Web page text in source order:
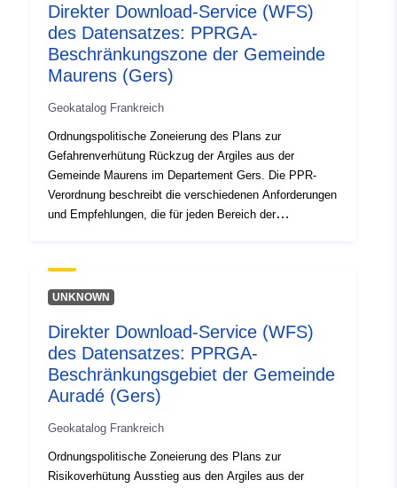
sind einige dieser Anforderungen verbindlich oder
einfach empfohlen. Das genehmigte PPR ist
gemeinnützig und kann Dritten entgegengehalten
werden.
Direkter Download-Service (WFS)
des Datensatzes: PPRGA-
Beschränkungszone der Gemeinde
Maurens (Gers)
Geokatalog Frankreich
Ordnungspolitische Zoneierung des Plans zur
Gefahrenverhütung Rückzug der Argiles aus der
Gemeinde Maurens im Departement Gers. Die PPR-
Verordnung beschreibt die verschiedenen Anforderungen
und Empfehlungen, die für jeden Bereich der
betreffen vor allem den Bau neuer Häuser. Einige gelten
jedoch auch für bestehende Gebäude. Je nach Bauart
Anforderungen verbindlich oder einfach empfohlen. Das
genehmigte PPR ist gemeinnützig und kann Dritten
entgegengehalten werden.
UNKNOWN
Direkter Download-Service (WFS)
des Datensatzes: PPRGA-
Beschränkungsgebiet der Gemeinde
Auradé (Gers)
Geokatalog Frankreich
Ordnungspolitische Zoneierung des Plans zur
Risikoverhütung Ausstieg aus den Argiles aus der